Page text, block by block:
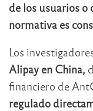
de los usuarios o
normativa es
Los
Alipay en China,
financiero de
regulado